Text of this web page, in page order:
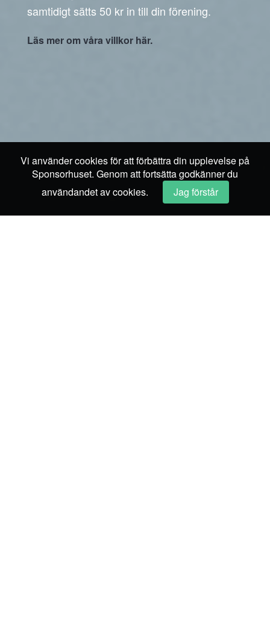
samtidigt sätts 50 kr in till din förening.
Läs mer om våra villkor här.
Vi använder cookies för att förbättra din upplevelse på
Sponsorhuset. Genom att fortsätta godkänner du
användandet av cookies.
Jag förstår